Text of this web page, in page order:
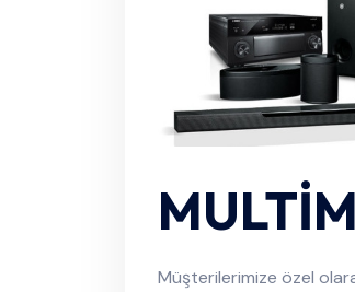
Müşterilerimize özel